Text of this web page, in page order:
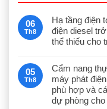
06
Th8
Hạ tầng điện
điện diesel
thể thiếu cho
05
Th8
Cẩm nang
máy phát
phù hợp và
dự phòng